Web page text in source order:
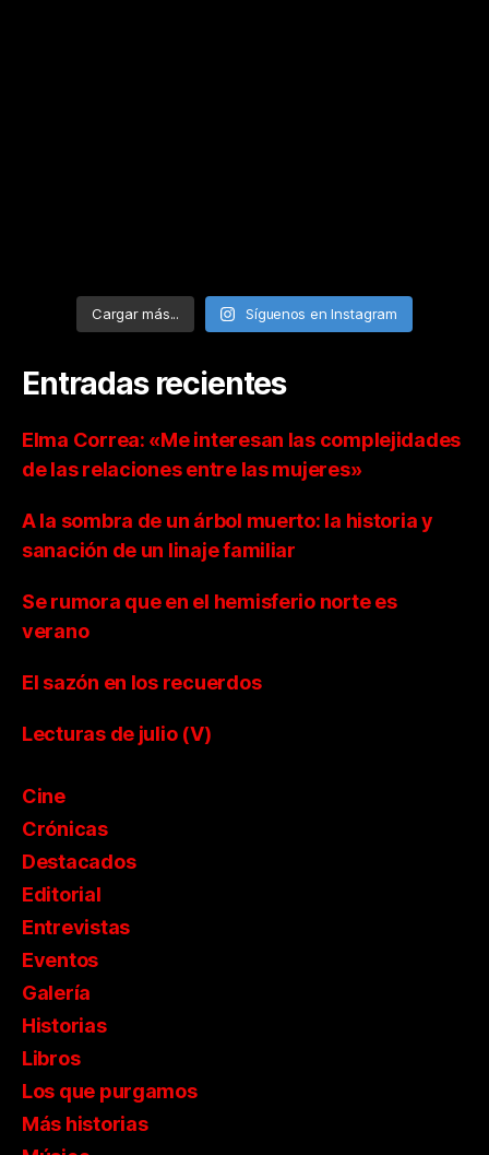
Cargar más... Síguenos en Instagram
Entradas recientes
Elma Correa: «Me interesan las complejidades
de las relaciones entre las mujeres»
A la sombra de un árbol muerto: la historia y
sanación de un linaje familiar
Se rumora que en el hemisferio norte es
verano
El sazón en los recuerdos
Lecturas de julio (V)
Cine
Crónicas
Destacados
Editorial
Entrevistas
Eventos
Galería
Historias
Libros
Los que purgamos
Más historias